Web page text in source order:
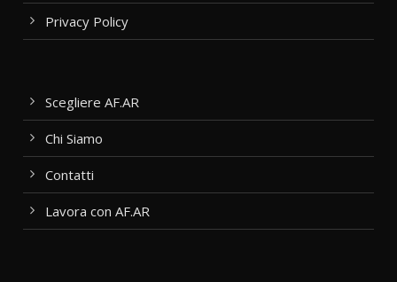
Privacy Policy
Scegliere AF.AR
Chi Siamo
Contatti
Lavora con AF.AR